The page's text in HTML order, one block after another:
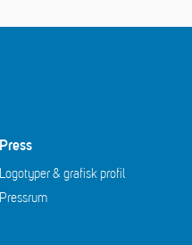
Press
Logotyper & grafisk profil
Pressrum